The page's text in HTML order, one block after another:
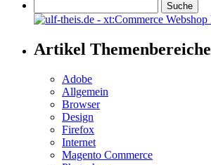
Artikel Themenbereiche
Adobe
Allgemein
Browser
Design
Firefox
Internet
Magento Commerce